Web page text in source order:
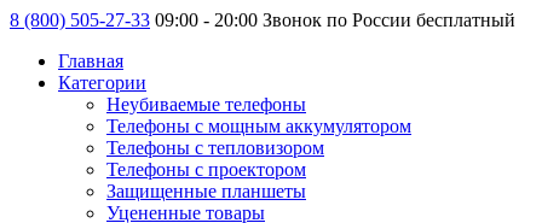
8 (800) 505-27-33 09:00 - 20:00 Звонок по России бесплатный
Главная
Категории
Неубиваемые телефоны
Телефоны с мощным аккумулятором
Телефоны с тепловизором
Телефоны с проектором
Защищенные планшеты
Уцененные товары